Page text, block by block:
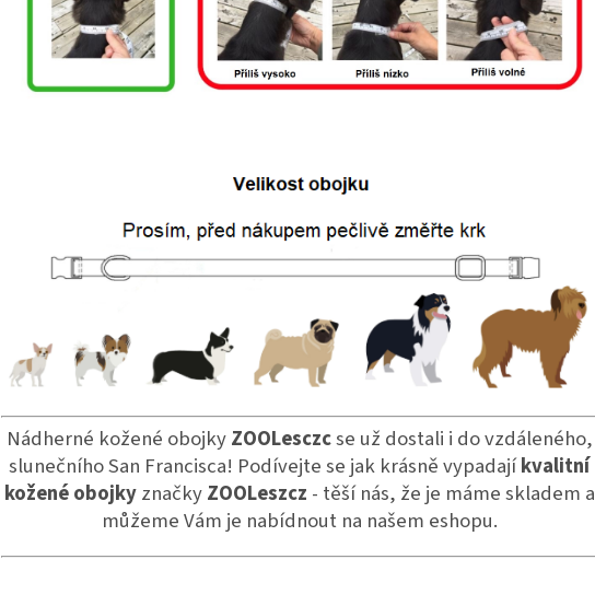
Nádherné kožené obojkyZOOLesczcse už dostali i do vzdáleného,
slunečního San Francisca! Podívejte se jak krásně vypadajíkvalitní
kožené obojkyznačkyZOOLeszcz - těší nás, že je máme skladem a
můžeme Vám je nabídnout na našem eshopu.